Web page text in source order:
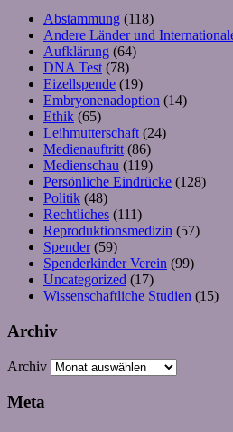
Abstammung (118)
Andere Länder und
Aufklärung (64)
DNA Test (78)
Eizellspende (19)
Embryonenadoption (14)
Ethik (65)
Leihmutterschaft (24)
Medienauftritt (86)
Medienschau (119)
Persönliche Eindrücke (128)
Politik (48)
Rechtliches (111)
Reproduktionsmedizin (57)
Spender(59)
Spenderkinder Verein (99)
Uncategorized (17)
Wissenschaftliche Studien (15)
Archiv
Archiv
Meta